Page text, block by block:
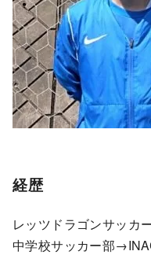
経歴
レッツドラゴンサッカ
中学校サッカー部